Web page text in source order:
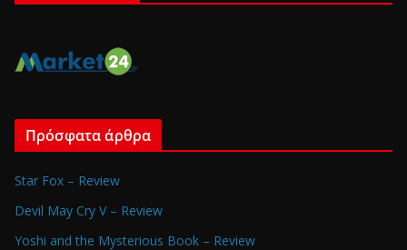
Πρόσφατα άρθρα
Star Fox – Review
Devil May Cry V – Review
Yoshi and the Mysterious Book – Review